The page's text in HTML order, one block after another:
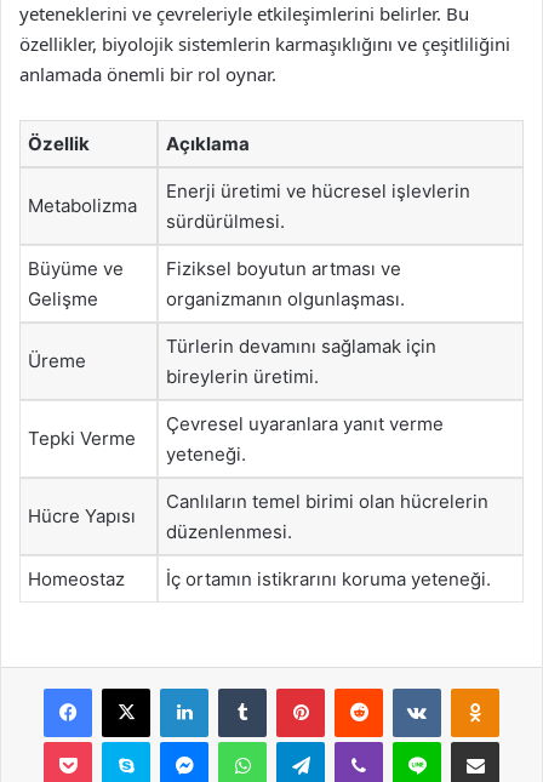
yeteneklerini ve çevreleriyle etkileşimlerini belirler. Bu
özellikler, biyolojik sistemlerin karmaşıklığını ve çeşitliliğini
anlamada önemli bir rol oynar.
Özellik Açıklama
Metabolizma
Enerji üretimi ve hücresel işlevlerin
sürdürülmesi.
Büyüme ve
Gelişme
Fiziksel boyutun artması ve
organizmanın olgunlaşması.
Üreme
Türlerin devamını sağlamak için
bireylerin üretimi.
Tepki Verme
Çevresel uyaranlara yanıt verme
yeteneği.
Hücre Yapısı
Canlıların temel birimi olan hücrelerin
düzenlenmesi.
Homeostaz İç ortamın istikrarını koruma yeteneği.
Facebook
X LinkedInTumblr PinterestReddit VKontakte
Pocket Skype MessengerWhatsAppTelegramViber Line E-Posta ile